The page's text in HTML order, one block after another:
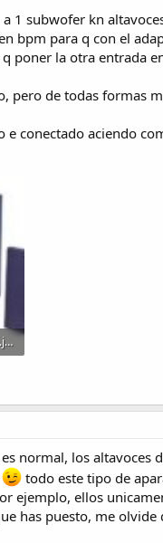
a 1 subwofer kn
bpm para q con el
poner la otra entrada
pero de todas formas
e conectado aciendo
vina_audiomax__564894_154.jpg
normal, los
todo este tipo de
ejemplo, ellos
has puesto, me